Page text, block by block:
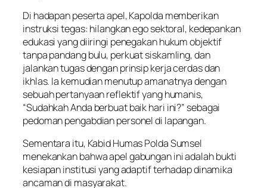
Di hadapan peserta apel, Kapolda memberikan
instruksi tegas: hilangkan ego sektoral, kedepankan
edukasi yang diiringi penegakan hukum objektif
tanpa pandang bulu, perkuat siskamling, dan
jalankan tugas dengan prinsip kerja cerdas dan
ikhlas. Ia kemudian menutup amanatnya dengan
sebuah pertanyaan reflektif yang humanis,
“Sudahkah Anda berbuat baik hari ini?” sebagai
pedoman pengabdian personel di lapangan.
Sementara itu, Kabid Humas Polda Sumsel
menekankan bahwa apel gabungan ini adalah bukti
kesiapan institusi yang adaptif terhadap dinamika
ancaman di masyarakat.